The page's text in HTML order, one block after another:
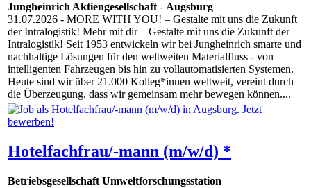
Jungheinrich Aktiengesellschaft - Augsburg
31.07.2026 - MORE WITH YOU! – Gestalte mit uns die Zukunft
der Intralogistik! Mehr mit dir – Gestalte mit uns die Zukunft der
Intralogistik! Seit 1953 entwickeln wir bei Jungheinrich smarte und
nachhaltige Lösungen für den weltweiten Materialfluss - von
intelligenten Fahrzeugen bis hin zu vollautomatisierten Systemen.
Heute sind wir über 21.000 Kolleg*innen weltweit, vereint durch
die Überzeugung, dass wir gemeinsam mehr bewegen können....
Hotelfachfrau/-mann (m/w/d) *
Betriebsgesellschaft Umweltforschungsstation